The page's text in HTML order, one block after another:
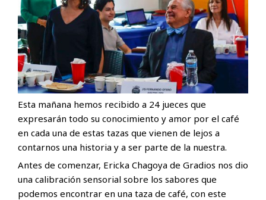
Esta mañana hemos recibido a 24 jueces que
expresarán todo su conocimiento y amor por el café
en cada una de estas tazas que vienen de lejos a
contarnos una historia y a ser parte de la nuestra.
Antes de comenzar, Ericka Chagoya de Gradios nos dio
una calibración sensorial sobre los sabores que
podemos encontrar en una taza de café, con este